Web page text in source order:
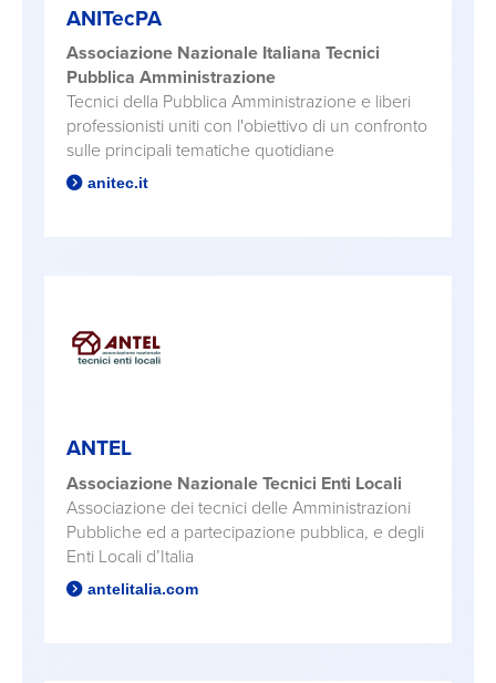
ANITecPA
Associazione Nazionale Italiana Tecnici
Pubblica Amministrazione
Tecnici della Pubblica Amministrazione e liberi
professionisti uniti con l'obiettivo di un confronto
sulle principali tematiche quotidiane
anitec.it
ANTEL
Associazione Nazionale Tecnici Enti Locali
Associazione dei tecnici delle Amministrazioni
Pubbliche ed a partecipazione pubblica, e degli
Enti Locali d’Italia
antelitalia.com